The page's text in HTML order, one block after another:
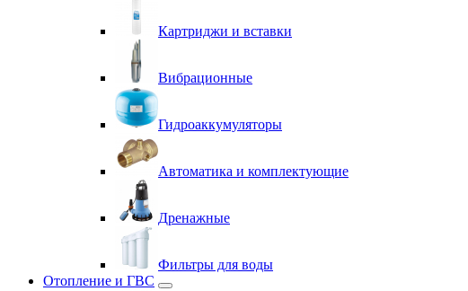
Картриджи и вставки
Вибрационные
Гидроаккумуляторы
Автоматика и комплектующие
Дренажные
Фильтры для воды
Отопление и ГВС